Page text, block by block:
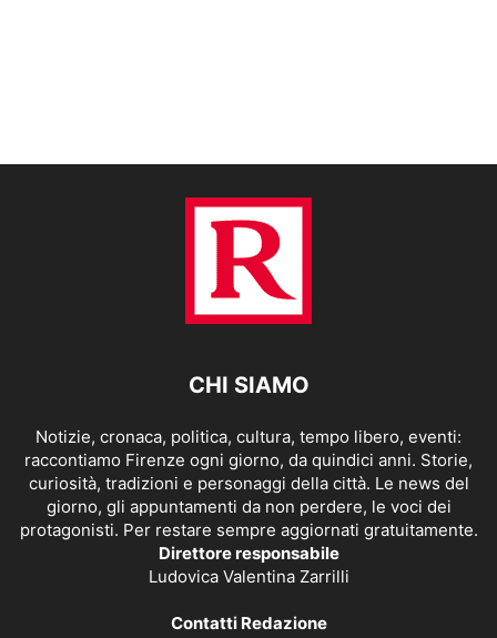
CHI SIAMO
Notizie, cronaca, politica, cultura, tempo libero, eventi:
raccontiamo Firenze ogni giorno, da quindici anni. Storie,
curiosità, tradizioni e personaggi della città. Le news del
giorno, gli appuntamenti da non perdere, le voci dei
protagonisti. Per restare sempre aggiornati gratuitamente.
Direttore responsabile
Ludovica Valentina Zarrilli
Contatti Redazione